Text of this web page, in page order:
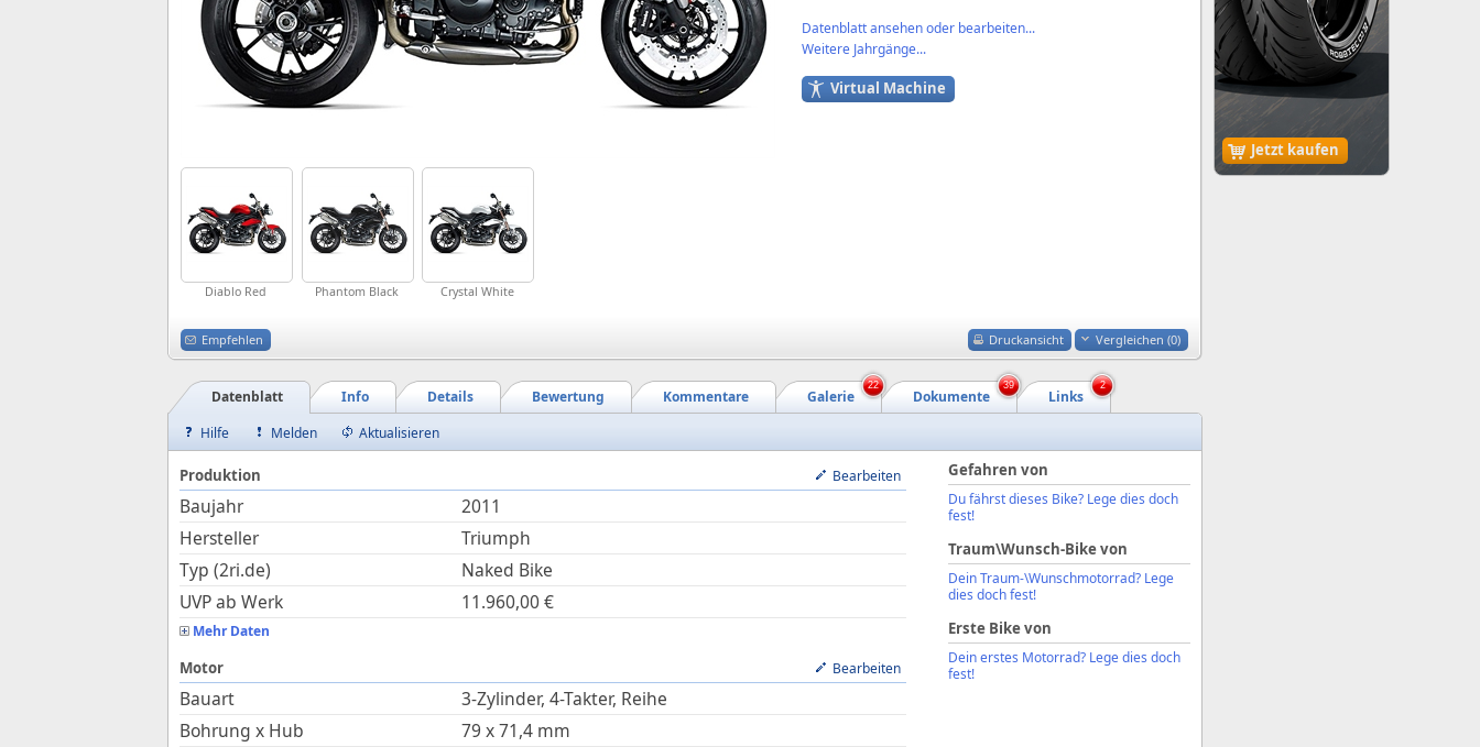
Jetzt kaufen
Datenblatt ansehen oder bearbeiten...
Weitere Jahrgänge...
Virtual Machine
Diablo Red Phantom Black Crystal White
Druckansicht Vergleichen (0)
Empfehlen
Links
Dokumente
Galerie
Kommentare
Bewertung
Details
Info
Datenblatt
22 39 2
Hilfe Melden Aktualisieren
Produktion Bearbeiten
Baujahr
2011
Hersteller
Triumph
Typ (2ri.de)
Naked Bike
UVP ab Werk
11.960,00€
Mehr Daten
Motor Bearbeiten
Bauart
3-Zylinder, 4-Takter, Reihe
Bohrung x Hub
79 x71,4 mm
Gefahren von
Du fährst dieses Bike? Lege dies doch
fest!
Traum\Wunsch-Bike von
Dein Traum-\Wunschmotorrad? Lege
dies doch fest!
Erste Bike von
Dein erstes Motorrad? Lege dies doch
fest!